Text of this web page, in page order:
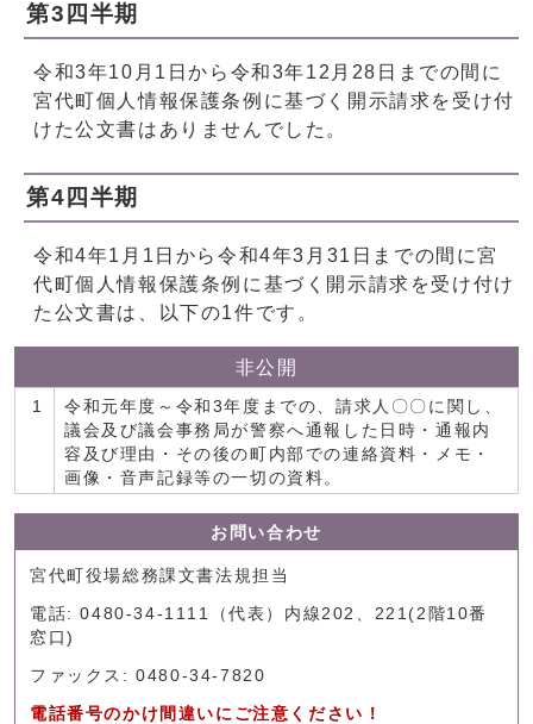
第3四半期
令和3年10月1日から令和3年12月28日までの間に
宮代町個人情報保護条例に基づく開示請求を受け付
けた公文書はありませんでした。
第4四半期
令和4年1月1日から令和4年3月31日までの間に宮
代町個人情報保護条例に基づく開示請求を受け付け
た公文書は、以下の1件です。
非公開
1
令和元年度～令和3年度までの、請求人〇〇に関し、
議会及び議会事務局が警察へ通報した日時・通報内
容及び理由・その後の町内部での連絡資料・メモ・
画像・音声記録等の一切の資料。
お問い合わせ
宮代町役場総務課文書法規担当
電話: 0480-34-1111（代表）内線202、221(2階10番
窓口)
ファックス: 0480-34-7820
電話番号のかけ間違いにご注意ください！